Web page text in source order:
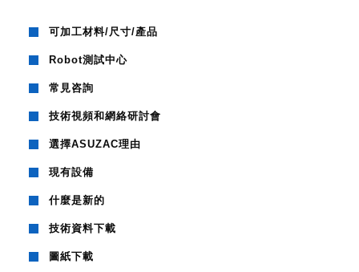
可加工材料/尺寸/產品
Robot測試中心
常見咨詢
技術視頻和網絡研討會
選擇ASUZAC理由
現有設備
什麼是新的
技術資料下載
圖紙下載